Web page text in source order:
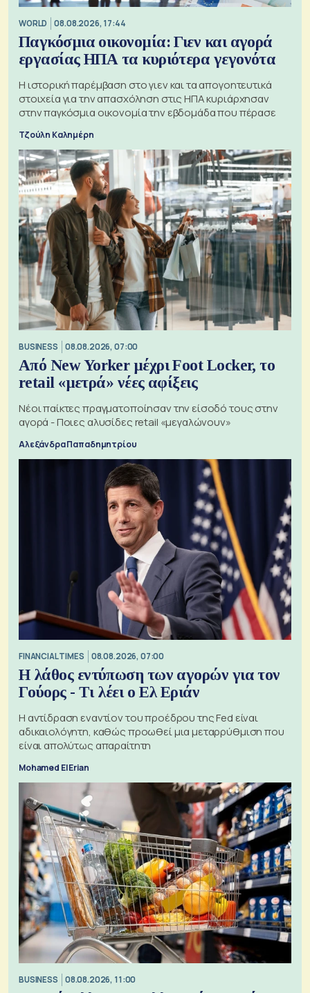
WORLD 08.08.2026, 17:44
Παγκόσμια οικονομία: Γιεν και αγορά
εργασίας ΗΠΑ τα κυριότερα γεγονότα
Η ιστορική παρέμβαση στο γιεν και τα απογοητευτικά
στοιχεία για την απασχόληση στις ΗΠΑ κυριάρχησαν
στην παγκόσμια οικονομία την εβδομάδα που πέρασε
Τζούλη Καλημέρη
BUSINESS 08.08.2026, 07:00
Από New Yorker μέχρι Foot Locker, το
retail «μετρά» νέες αφίξεις
Νέοι παίκτες πραγματοποίησαν την είσοδό τους στην
αγορά - Ποιες αλυσίδες retail «μεγαλώνουν»
Αλεξάνδρα Παπαδημητρίου
FINANCIAL TIMES 08.08.2026, 07:00
Η λάθος εντύπωση των αγορών για τον
Γούορς - Τι λέει ο Ελ Εριάν
Η αντίδραση εναντίον του προέδρου της Fed είναι
αδικαιολόγητη, καθώς προωθεί μια μεταρρύθμιση που
είναι απολύτως απαραίτητη
Mohamed El Erian
BUSINESS 08.08.2026, 11:00